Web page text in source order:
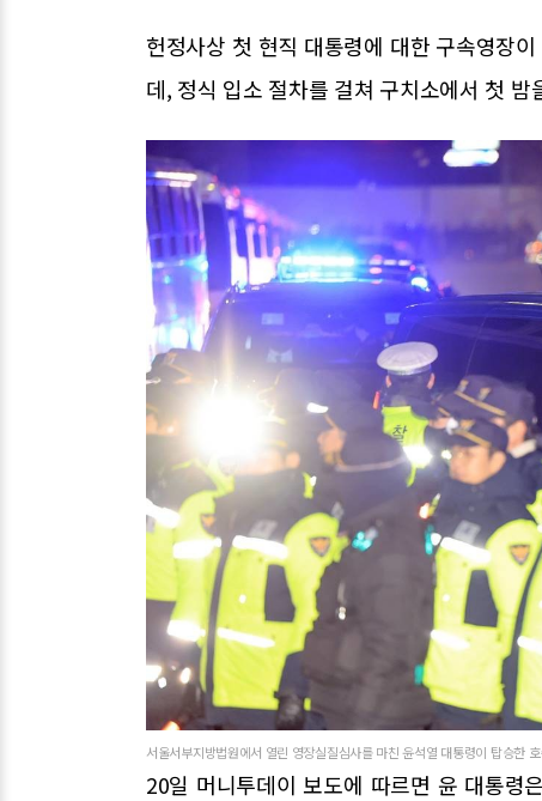
헌정사상 첫 현직 대통령에 대한 구속영장
데, 정식 입소 절차를 걸쳐 구치소에서 첫 밤
서울서부지방법원에서 열린 영장실질심사를 마친 윤석열 대통령이 탑승한
20일 머니투데이 보도에 따르면 윤 대통령